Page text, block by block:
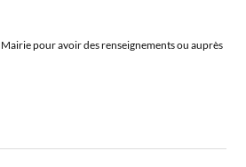
pour avoir des renseignements ou auprès